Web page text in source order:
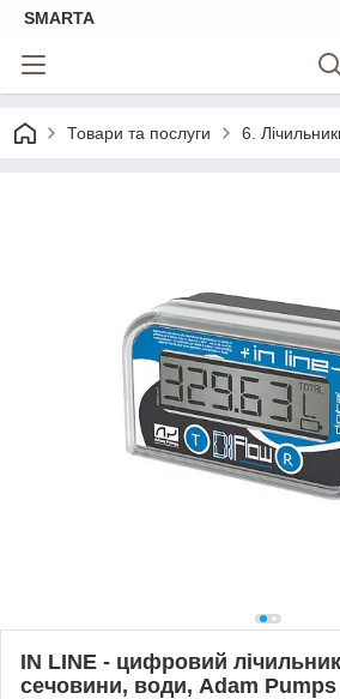
SMARTA
Товари та послуги 6.
IN LINE - цифровий
сечовини, води, Adam Pumps